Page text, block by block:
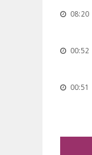
08:20
00:52
00:51